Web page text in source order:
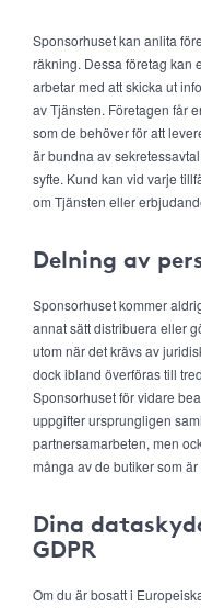
Sponsorhuset kan anlita
räkning. Dessa företag kan
arbetar med att skicka ut
av Tjänsten. Företagen får
som de behöver för att
är bundna av
syfte. Kund kan vid varje
om Tjänsten eller
Delning av
Sponsorhuset kommer
annat sätt distribuera eller
utom när det krävs av
dock ibland överföras till
Sponsorhuset för vidare
uppgifter ursprungligen
partnersamarbeten, men
många av de butiker som
Dina
GDPR
Om du är bosatt i